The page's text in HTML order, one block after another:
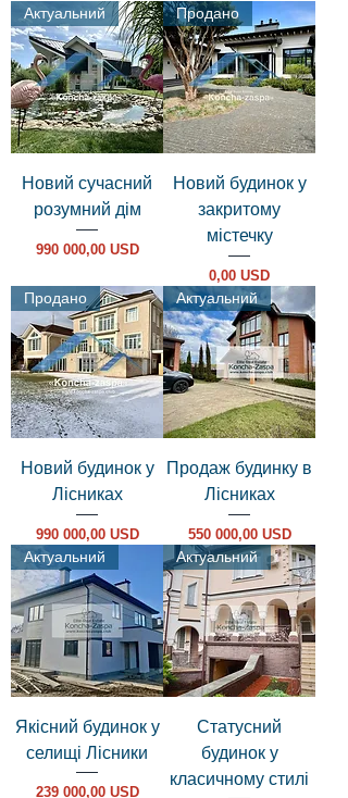
Актуальний
Новий сучасний
розумний дім
Ціна
990 000,00 USD
Продано
Новий будинок у
закритому
містечку
Ціна
0,00 USD
Продано
Новий будинок у
Лісниках
Ціна
990 000,00 USD
Актуальний
Продаж будинку в
Лісниках
Ціна
550 000,00 USD
Актуальний
Якісний будинок у
селищі Лісники
Ціна
239 000,00 USD
Актуальний
Статусний
будинок у
класичному стилі